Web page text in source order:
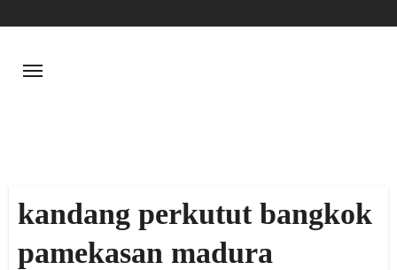
kandang perkutut bangkok
pamekasan madura